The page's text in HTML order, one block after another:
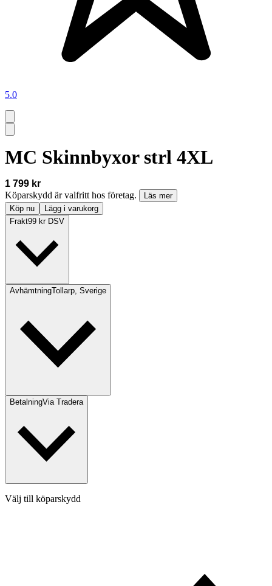
5.0
MC Skinnbyxor strl 4XL
1 799 kr
Köparskydd är valfritt hos företag.
Läs mer
Köp nu
Lägg i varukorg
Frakt99 kr DSV
AvhämtningTollarp, Sverige
BetalningVia Tradera
Välj till köparskydd